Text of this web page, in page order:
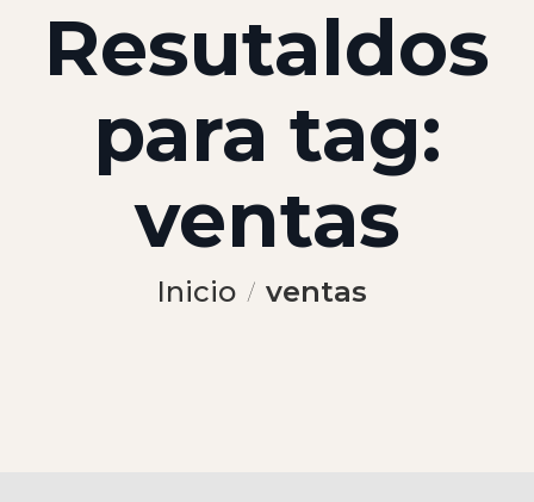
SOBRE NOSOTROS
Resutaldos
para tag:
ventas
Inicio / ventas